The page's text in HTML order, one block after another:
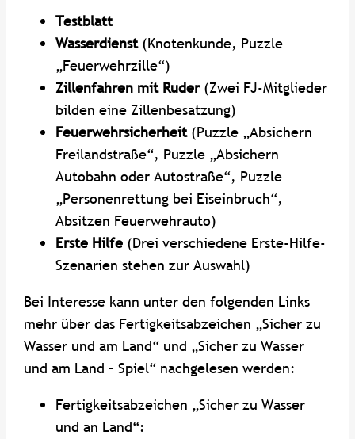
Testblatt
Wasserdienst(Knotenkunde, Puzzle
„Feuerwehrzille“)
Zillenfahren mit Ruder (Zwei FJ-Mitglieder
bilden eine Zillenbesatzung)
Feuerwehrsicherheit (Puzzle „Absichern
Freilandstraße“, Puzzle „Absichern
Autobahn oder Autostraße“, Puzzle
„Personenrettung bei Eiseinbruch“,
Absitzen Feuerwehrauto)
Erste Hilfe (Drei verschiedene Erste-Hilfe-
Szenarien stehen zur Auswahl)
Bei Interesse kann unter den folgenden Links
mehr über das Fertigkeitsabzeichen „Sicher zu
Wasser und am Land“ und „Sicher zu Wasser
und am Land – Spiel“ nachgelesen werden:
Fertigkeitsabzeichen „Sicher zu Wasser
und an Land“: